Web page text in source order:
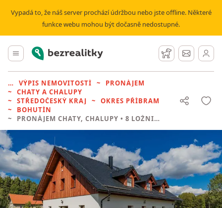
Vypadá to, že náš server prochází údržbou nebo jste offline. Některé
funkce webu mohou být dočasně nedostupné.
Hlavní menu
Bezrealitky Hlídací pes
Zprávy
VÝPIS NEMOVITOSTÍ
PRONÁJEM
CHATY A CHALUPY
STŘEDOČESKÝ KRAJ
OKRES PŘÍBRAM
BOHUTÍN
PRONÁJEM CHATY, CHALUPY • 8 LOŽNIC BEZ REALITKY